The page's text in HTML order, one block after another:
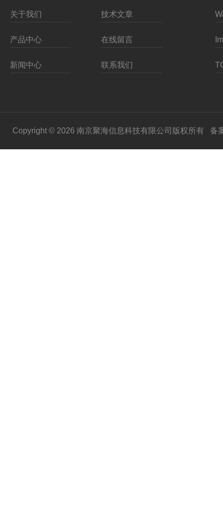
关于我们 技术文章
产品中心 在线留言
新闻中心 联系我们
Copyright © 2026 南京聚海信息科技有限公司版权所有 备